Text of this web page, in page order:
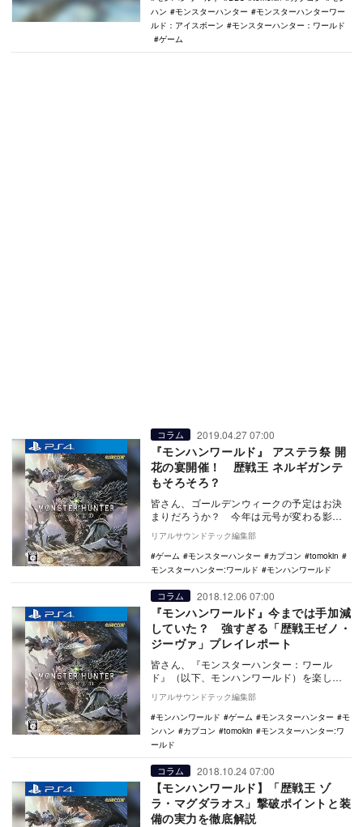
ハン
モンスターハンター
モンスターハンターワー
ルド：アイスボーン
モンスターハンター：ワールド
ゲーム
コラム 2019.04.27 07:00
『モンハンワールド』 アステラ祭 開
花の宴開催！ 歴戦王 ネルギガンテ
もそろそろ？
皆さん、ゴールデンウィークの予定はお決
まりだろうか？ 今年は元号が変わる影響
でカレンダー上は10連休になっており、旅
行に行く人も…
リアルサウンドテック編集部
ゲーム
モンスターハンター カプコン
tomokin
モンスターハンター:ワールド
モンハンワールド
コラム 2018.12.06 07:00
『モンハンワールド』今までは手加減
していた？ 強すぎる「歴戦王ゼノ・
ジーヴァ」プレイレポート
皆さん、『モンスターハンター：ワール
ド』（以下、モンハンワールド）を楽しん
でいるだろうか？ 11月30日からはアステ
ラ祭が開催さ…
リアルサウンドテック編集部
モンハンワールド
ゲーム モンスターハンター
モ
ンハン
カプコン tomokin
モンスターハンター:ワ
ールド
コラム 2018.10.24 07:00
【モンハンワールド】「歴戦王 ゾ
ラ・マグダラオス」撃破ポイントと装
備の実力を徹底解説